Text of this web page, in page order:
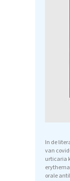
In de
van
urticaria
orale